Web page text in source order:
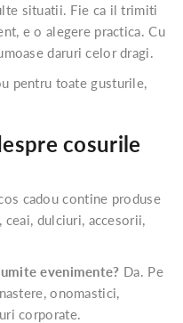
situatii. Fie ca il trimiti
e o alegere practica. Cu
daruri celor dragi.
pentru toate gusturile,
cosurile
cadou contine produse
ceai, dulciuri, accesorii,
evenimente? Da. Pe
onomastici,
corporate.